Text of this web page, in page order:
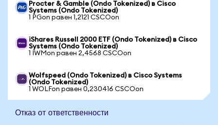
Procter & Gamble (Ondo Tokenized) в Cisco
Systems (Ondo Tokenized)
1 PGon равен 1,2121 CSCOon
iShares Russell 2000 ETF (Ondo Tokenized) в Cisco
Systems (Ondo Tokenized)
1 IWMon равен 2,4568 CSCOon
Wolfspeed (Ondo Tokenized) в Cisco Systems
(Ondo Tokenized)
1 WOLFon равен 0,230416 CSCOon
Отказ от ответственности